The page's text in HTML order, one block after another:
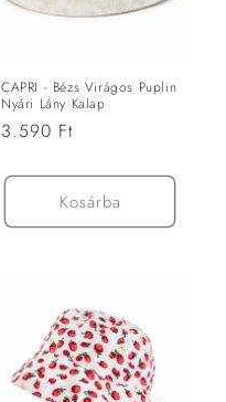
CAPRI - Bézs Virágos Puplin
Nyári Lány Kalap
Normál
3.590 Ft
Kosárba